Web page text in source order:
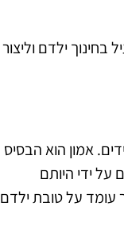
ילדם וליצור
אמון הוא הבסיס
על ידי היותם
עומד על טובת ילדם